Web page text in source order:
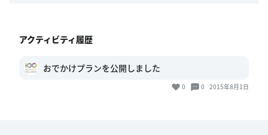
アクティビティ履歴
おでかけプランを公開しました
0 0 2015年8月1日